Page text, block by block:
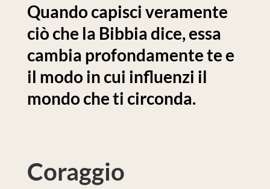
Quando capisci veramente
ciò che la Bibbia dice, essa
cambia profondamente te e
il modo in cui influenzi il
mondo che ti circonda.
Coraggio